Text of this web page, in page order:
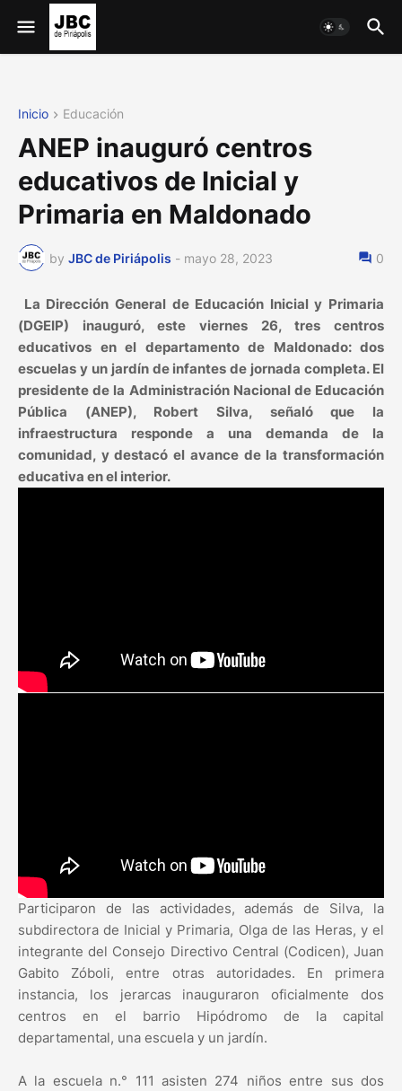
Inicio Educación
ANEP inauguró centros
educativos de Inicial y
Primaria en Maldonado
by JBC de Piriápolis - mayo 28, 2023 0
La Dirección General de Educación Inicial y Primaria
(DGEIP) inauguró, este viernes 26, tres centros
educativos en el departamento de Maldonado: dos
escuelas y un jardín de infantes de jornada completa. El
presidente de la Administración Nacional de Educación
Pública (ANEP), Robert Silva, señaló que la
infraestructura responde a una demanda de la
comunidad, y destacó el avance de la transformación
educativa en el interior.
Participaron de las actividades, además de Silva, la
subdirectora de Inicial y Primaria, Olga de las Heras, y el
integrante del Consejo Directivo Central (Codicen), Juan
Gabito Zóboli, entre otras autoridades. En primera
instancia, los jerarcas inauguraron oficialmente dos
centros en el barrio Hipódromo de la capital
departamental, una escuela y un jardín.
A la escuela n.° 111 asisten 274 niños entre sus dos